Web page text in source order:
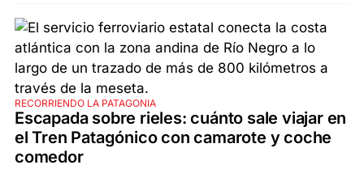
RECORRIENDO LA PATAGONIA
Escapada sobre rieles: cuánto sale viajar en
el Tren Patagónico con camarote y coche
comedor